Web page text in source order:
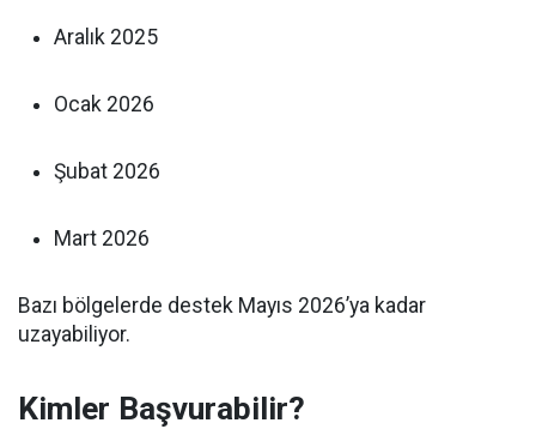
Aralık 2025
Ocak 2026
Şubat 2026
Mart 2026
Bazı bölgelerde destek Mayıs 2026’ya kadar
uzayabiliyor.
Kimler Başvurabilir?